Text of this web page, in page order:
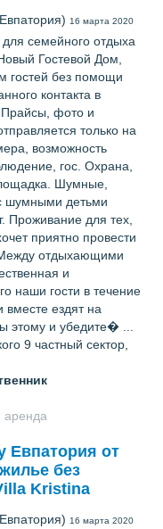
16 марта 2020
семейного отдыха
Гостевой Дом,
гостей без помощи
контакта в
Прайсы, фото и
только на
возможность
гос. Охрана,
Шумные,
шумными детьми
Проживание для тех,
приятно провести
отдыхающими
и
наши гости в течение
вместе ездят на
этому и убедите� ...
9 частный сектор,
аренда
Евпатория от
без
Kristina
16 марта 2020